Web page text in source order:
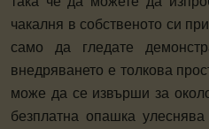
чакалня в собственото си
само да гледате
внедряването е толкова
може да се извърши за
безплатна опашка